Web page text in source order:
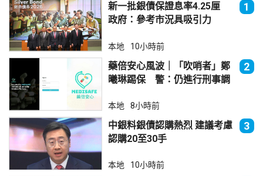
新一批銀債保證息率4.25厘
政府：參考市況具吸引力
1
本地 10小時前
藥倍安心風波｜「吹哨者」鄭
曦琳踢保 警：仍進行刑事調
2
本地 8小時前
中銀料銀債認購熱烈 建議考慮
認購20至30手
3
本地 10小時前